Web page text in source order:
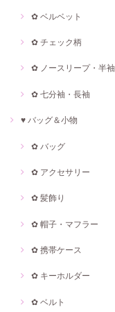
✿ ベルベット
✿ チェック柄
✿ ノースリープ・半袖
✿ 七分袖・長袖
♥ バッグ＆小物
✿ バッグ
✿ アクセサリー
✿ 髪飾り
✿ 帽子・マフラー
✿ 携帯ケース
✿ キーホルダー
✿ ベルト